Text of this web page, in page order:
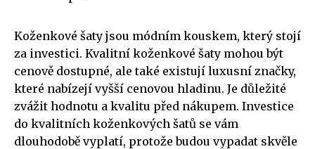
Koženkové šaty jsou módním kouskem, který stojí
za investici. Kvalitní koženkové šaty mohou být
cenově dostupné, ale také existují luxusní značky,
které nabízejí vyšší cenovou hladinu. Je důležité
zvážit hodnotu a kvalitu před nákupem. Investice
do kvalitních koženkových šatů se vám
dlouhodobě vyplatí, protože budou vypadat skvěle